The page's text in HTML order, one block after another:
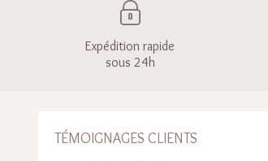
Expédition rapide
sous 24h
TÉMOIGNAGES CLIENTS